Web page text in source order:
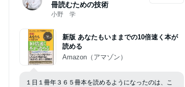
冊読むための技術
小野 学
新版 あなたもいままでの10倍速く本が
読める
Amazon（アマゾン）
１日１冊年３６５冊本を読めるようになったのは、こ